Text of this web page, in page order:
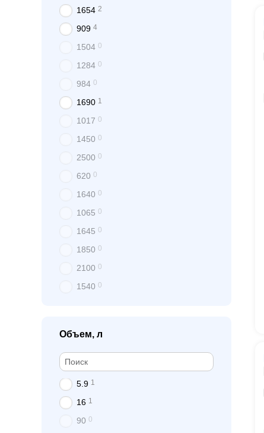
1654 2
909 4
1504 0
1284 0
984 0
1690 1
1017 0
1450 0
2500 0
620 0
1640 0
1065 0
1645 0
1850 0
2100 0
1540 0
Объем, л
5.9 1
16 1
90 0